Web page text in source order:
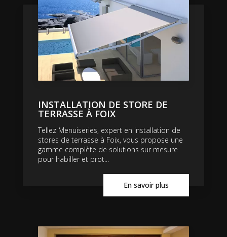
INSTALLATION DE STORE DE
TERRASSE À FOIX
Tellez Menuiseries, expert en installation de
stores de terrasse à Foix, vous propose une
gamme complète de solutions sur mesure
pour habiller et prot...
En savoir plus